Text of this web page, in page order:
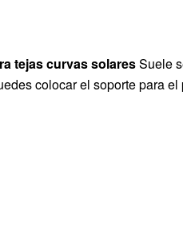
tejas curvas solaresSuele
colocar el soporte para